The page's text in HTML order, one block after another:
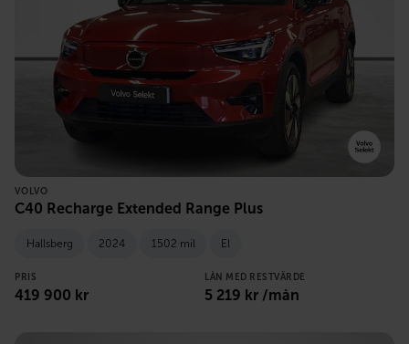
VOLVO
C40 Recharge Extended Range Plus
Hallsberg 2024 1502 mil El
PRIS
419 900 kr
LÅN MED RESTVÄRDE
5 219 kr /mån